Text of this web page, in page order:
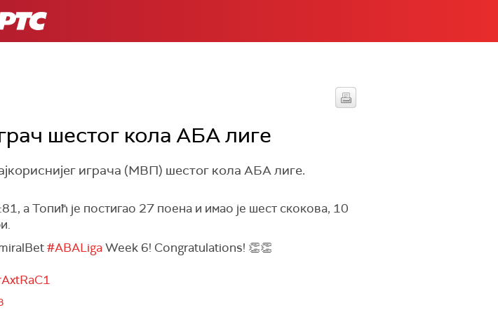
шестог кола АБА лиге
играча (МВП) шестог кола АБА лиге.
а Топић је постигао 27 поена и имао је шест скокова, 10
#ABALigaWeek 6! Congratulations! 👏👏